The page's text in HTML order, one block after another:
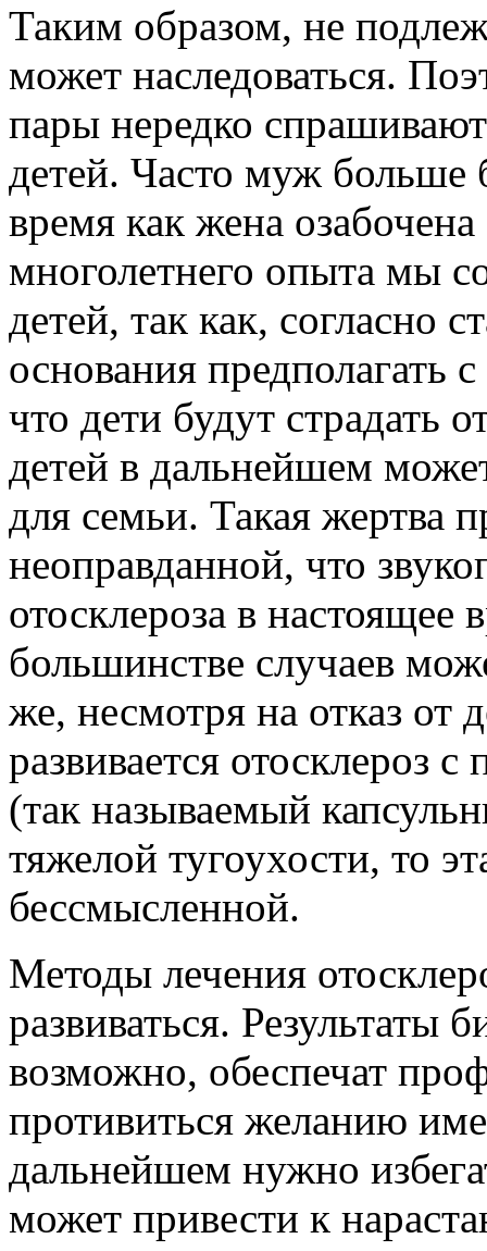
Таким образом, не
может насле­доваться.
пары нередко
детей. Ча­сто муж больше
время как жена
многолетнего опыта мы
детей, так как, согласно
основания предпола­гать
что дети будут страдать
детей в даль­нейшем
для семьи. Такая жертва
неоправ­данной, что
отосклероза в
большинстве случаев
же, несмотря на отказ от
развивается ото­склероз
(так называемый
тяже­лой тугоухости, то
бессмысленной.
Методы лечения
развиваться. Резуль­таты
возможно, обеспечат
противиться желанию
дальнейшем нужно
может привести к